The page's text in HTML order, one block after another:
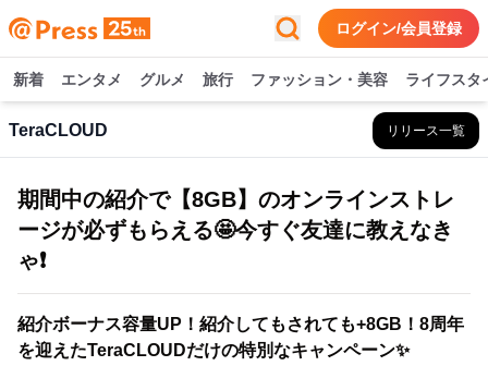
ログイン/会員登録
新着 エンタメ グルメ 旅行 ファッション・美容 ライフスタ
TeraCLOUD リリース一覧
期間中の紹介で【8GB】のオンラインストレ
ージが必ずもらえる🤩今すぐ友達に教えなき
ゃ❗️
紹介ボーナス容量UP！紹介してもされても+8GB！8周年
を迎えたTeraCLOUDだけの特別なキャンペーン✨